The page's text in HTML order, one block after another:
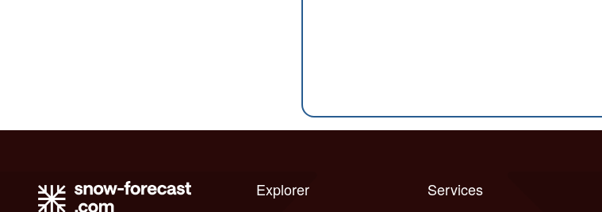
Explorer Services